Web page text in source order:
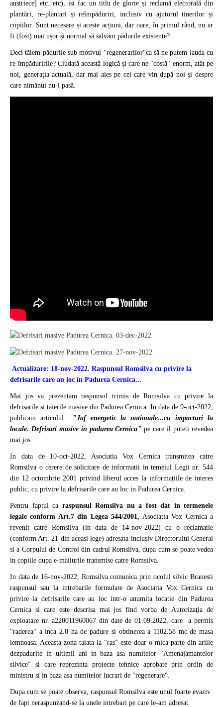
austriece] etc. etc), isi fac un titlu de glorie și reclamă electorală din
plantări, re-plantari și reîmpăduriri, inclusiv cu ajutorul tinerilor și
copiilor. Sunt necesare și aceste acțiuni, dar oare, în primul rând, nu ar
fi (fost) mai ușor și normal să salvăm pădurile existente?
Deci tăiem pădurile sub motivul "regenerarilor"ca să ne putem lauda cu
re-împăduririle? Ciudată această logică și care ne "costă" enorm, atât pe
noi, generația actuală, dar mai ales pe cei care vin după noi și despre
care nimănui nu-i pasă.
Actualizare: 18-nov-2022. Raspunsul Romsilva cu privire la
defrisarile care au loc in Padurea Cernica...
Mai jos va prezentam raspunsul trimis de Romsilva cu privire la
defrisarile si taierile masive din Padurea Cernica. In data de 9-oct-2022,
publicam articolul
"Jaf energetic la nationale...cu impacturi la
locale. Defrisari masive in padurea Cernica" pe care il puteti revedea
mai jos.
In data de 10-oct-2022, Asociatia Vox Cernica transmitea catre
Romsilva o cerere de solicitare de informatii in temeiul Legii nr. 544
din 12 octombrie 2001 privind liberul acces la informațiile de interes
public, cu privire la defrisarile care au loc in Padurea Cernica.
Pentru faptul ca raspunsul Romsilva nu a fost dat in termenele
legale conform Art.7 din Legea 544/2001, Asociatia Vox Cernica a
revenit catre Romsilva (in data de 14-nov-2022) cu o reclamatie
(conform Art. 21 din aceasi lege) adresata inclusiv Directorului General
si a Corpului de Control din cadrul Romsilva, dupa cum se poate vedea
in copiile dupa e-mailurile transmise catre Romsilva.
In data de 16-nov-2022, Romsilva comunica prin ocolul silvic Branesti
raspunsul sau la intrebarile formulate de Asociatia Vox Cernica cu
privire la defrisarile care au loc intr-o anumita locatie din Padurea
Cernica si care este descrisa mai jos find vorba de Autorizaţia de
exploatare nr. a220011960067 din date de 01.09.2022, care a permis
"raderea" a inca 2.8 ha de padure si obtinerea a 1102.58 mc de masa
lemnoasa. Aceasta zona taiata la "ras" este doar o mica parte din ariile
dezpadurite in ultimii ani in baza asa numitelor "Amenajamantelor
silvice" si care reprezinta proiecte tehnice aprobate prin ordin de
ministru si in baza asa numitelor lucrari de "regenerare".
Dupa cum se poate observa, raspunsul Romsilva este unul foarte evaziv
de fapt neraspunzand-se la unele intrebari pe care le-am adresat.